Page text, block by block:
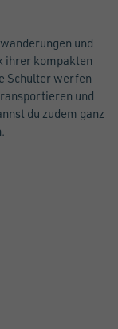
und
ihrer kompakten
Schulter werfen
und
du zudem ganz